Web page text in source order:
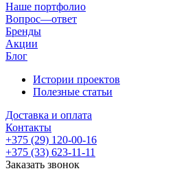
Наше портфолио
Вопрос—ответ
Бренды
Акции
Блог
Истории проектов
Полезные статьи
Доставка и оплата
Контакты
+375 (29) 120-00-16
+375 (33) 623-11-11
Заказать звонок